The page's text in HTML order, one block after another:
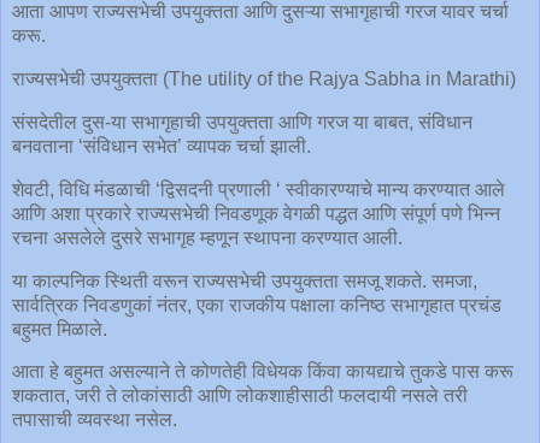
आता आपण राज्यसभेची उपयुक्तता आणि दुसऱ्या सभागृहाची गरज यावर चर्चा
करू.
राज्यसभेची उपयुक्तता (The utility of the Rajya Sabha in Marathi)
संसदेतील दुस-या सभागृहाची उपयुक्तता आणि गरज या बाबत, संविधान
बनवताना ‘संविधान सभेत’ व्यापक चर्चा झाली.
शेवटी, विधि मंडळाची ‘द्विसदनी प्रणाली ‘ स्वीकारण्याचे मान्य करण्यात आले
आणि अशा प्रकारे राज्यसभेची निवडणूक वेगळी पद्धत आणि संपूर्ण पणे भिन्न
रचना असलेले दुसरे सभागृह म्हणून स्थापना करण्यात आली.
या काल्पनिक स्थिती वरून राज्यसभेची उपयुक्तता समजू शकते. समजा,
सार्वत्रिक निवडणुकां नंतर, एका राजकीय पक्षाला कनिष्ठ सभागृहात प्रचंड
बहुमत मिळाले.
आता हे बहुमत असल्याने ते कोणतेही विधेयक किंवा कायद्याचे तुकडे पास करू
शकतात, जरी ते लोकांसाठी आणि लोकशाहीसाठी फलदायी नसले तरी
तपासाची व्यवस्था नसेल.